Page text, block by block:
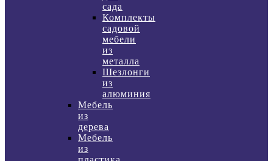
сада
Комплекты
садовой
мебели
из
металла
Шезлонги
из
алюминия
Мебель
из
дерева
Мебель
из